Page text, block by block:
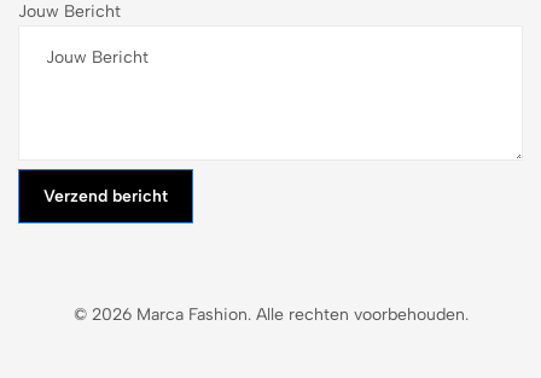
Jouw Bericht
Verzend bericht
© 2026 Marca Fashion. Alle rechten voorbehouden.